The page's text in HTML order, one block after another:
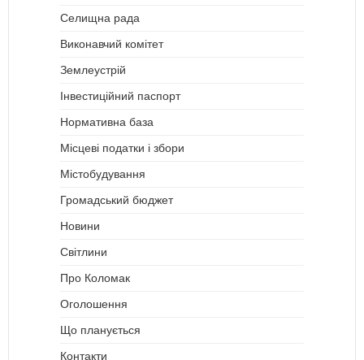
Селищна рада
Виконавчий комітет
Землеустрій
Інвестиційний паспорт
Нормативна база
Місцеві податки і збори
Містобудування
Громадський бюджет
Новини
Світлини
Про Коломак
Оголошення
Що планується
Контакти